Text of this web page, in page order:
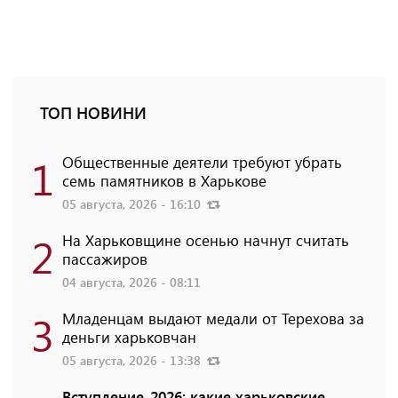
ТОП НОВИНИ
1 Общественные деятели требуют убрать
семь памятников в Харькове
05 августа, 2026 - 16:10
2 На Харьковщине осенью начнут считать
пассажиров
04 августа, 2026 - 08:11
3 Младенцам выдают медали от Терехова за
деньги харьковчан
05 августа, 2026 - 13:38